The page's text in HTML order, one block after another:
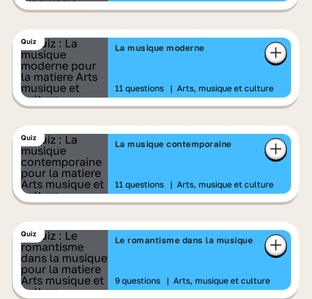
Quiz
La musique moderne
11 questions | Arts, musique et culture
Quiz
La musique contemporaine
11 questions | Arts, musique et culture
Quiz
Le romantisme dans la musique
9 questions | Arts, musique et culture